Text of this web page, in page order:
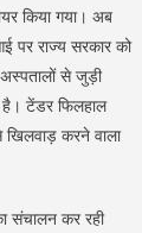
किया गया। अब
पर राज्य सरकार को
अस्पतालों से जुड़ी
है। टेंडर फिलहाल
खिलवाड़ करने वाला
संचालन कर रही